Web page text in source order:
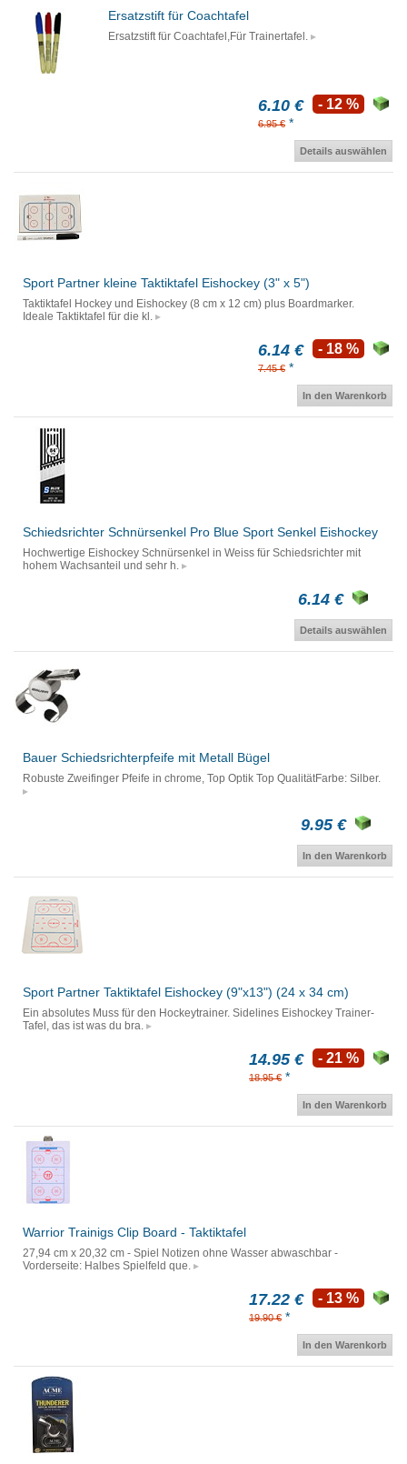
Ersatzstift für Coachtafel
Ersatzstift für Coachtafel,Für Trainertafel.
6.10 €
6.95 € *
- 12 %
Details auswählen
Sport Partner kleine Taktiktafel Eishockey (3" x 5")
Taktiktafel Hockey und Eishockey (8 cm x 12 cm) plus Boardmarker.
Ideale Taktiktafel für die kl.
6.14 €
7.45 € *
- 18 %
In den Warenkorb
Schiedsrichter Schnürsenkel Pro Blue Sport Senkel Eishockey
Hochwertige Eishockey Schnürsenkel in Weiss für Schiedsrichter mit
hohem Wachsanteil und sehr h.
6.14 €
Details auswählen
Bauer Schiedsrichterpfeife mit Metall Bügel
Robuste Zweifinger Pfeife in chrome, Top Optik Top QualitätFarbe: Silber.
9.95 €
In den Warenkorb
Sport Partner Taktiktafel Eishockey (9"x13") (24 x 34 cm)
Ein absolutes Muss für den Hockeytrainer. Sidelines Eishockey Trainer-
Tafel, das ist was du bra.
14.95 €
18.95 € *
- 21 %
In den Warenkorb
Warrior Trainigs Clip Board - Taktiktafel
27,94 cm x 20,32 cm - Spiel Notizen ohne Wasser abwaschbar -
Vorderseite: Halbes Spielfeld que.
17.22 €
19.90 € *
- 13 %
In den Warenkorb